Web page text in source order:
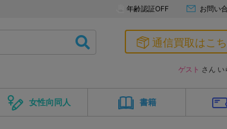
年齢認証OFF お問い
通信買取はこ
ゲスト さん い
女性向同人 書籍